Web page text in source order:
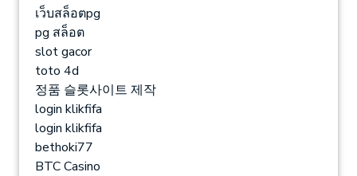
เว็บสล็อตpg
pg สล็อต
slot gacor
toto 4d
정품 슬롯사이트 제작
login klikfifa
login klikfifa
bethoki77
BTC Casino